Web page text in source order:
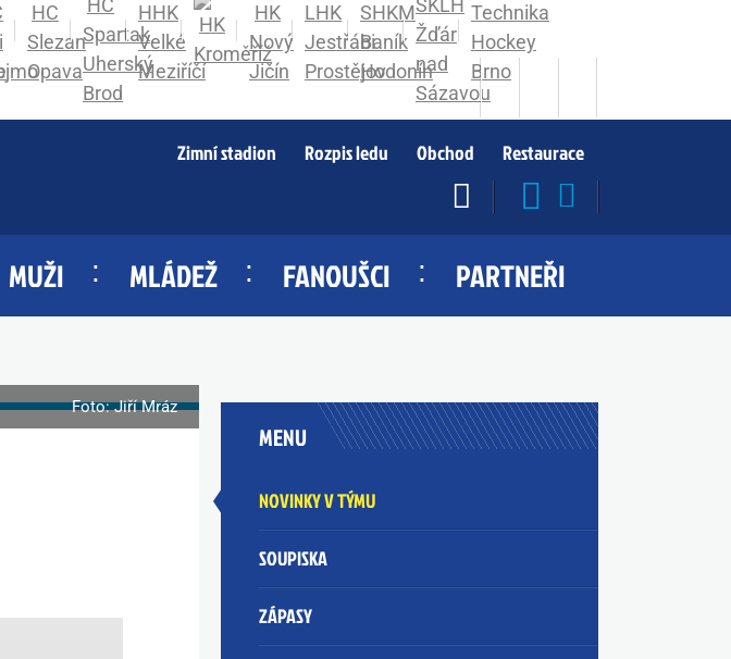
Zimní stadion Rozpis ledu Obchod Restaurace
MUŽI MLÁDEŽ FANOUŠCI PARTNEŘI
Foto: Jiří Mráz
MENU
NOVINKY V TÝMU
SOUPISKA
ZÁPASY